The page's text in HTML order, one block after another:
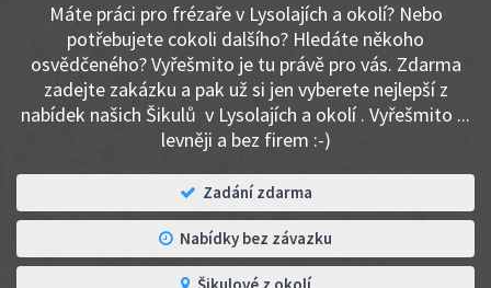
Máte práci pro frézaře v Lysolajích a okolí? Nebo
potřebujete cokoli dalšího? Hledáte někoho
osvědčeného? Vyřešmito je tu právě pro vás. Zdarma
zadejte zakázku a pak už si jen vyberete nejlepší z
nabídek našich Šikulů v Lysolajích a okolí . Vyřešmito ...
levněji a bez firem :-)
Zadání zdarma
Nabídky bez závazku